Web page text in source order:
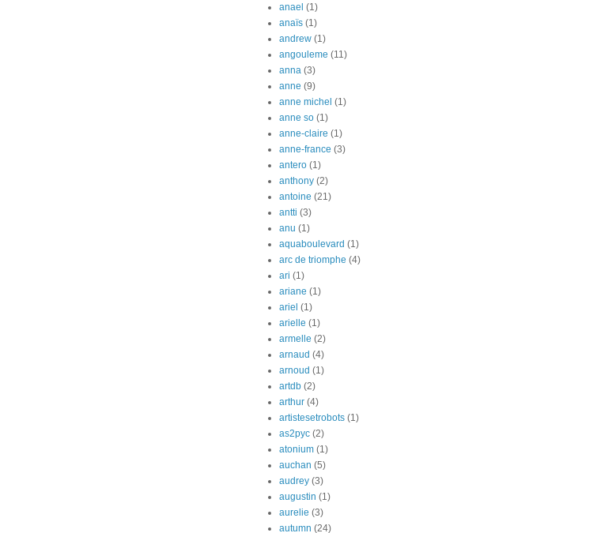
anael (1)
anaïs (1)
andrew (1)
angouleme (11)
anna (3)
anne (9)
anne michel (1)
anne so (1)
anne-claire (1)
anne-france (3)
antero (1)
anthony (2)
antoine (21)
antti (3)
anu (1)
aquaboulevard (1)
arc de triomphe (4)
ari (1)
ariane (1)
ariel (1)
arielle (1)
armelle (2)
arnaud (4)
arnoud (1)
artdb (2)
arthur (4)
artistesetrobots (1)
as2pyc (2)
atonium (1)
auchan (5)
audrey (3)
augustin (1)
aurelie (3)
autumn (24)